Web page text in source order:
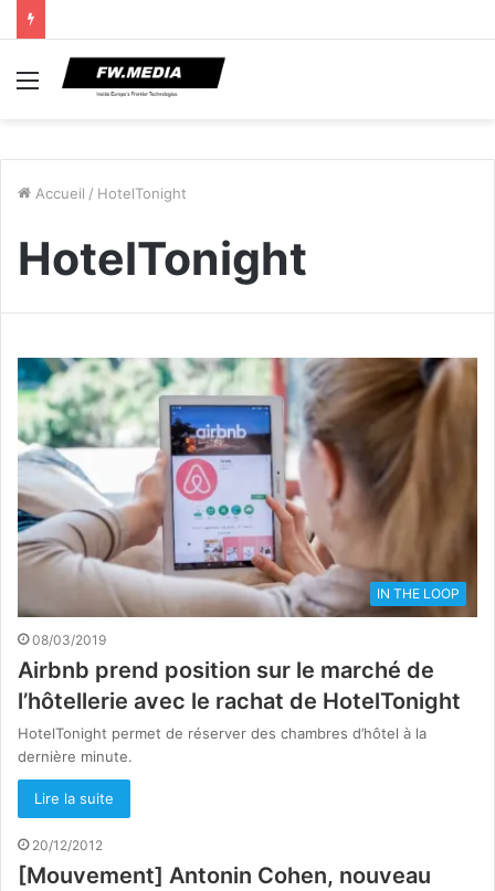
Menu
Accueil / HotelTonight
HotelTonight
IN THE LOOP
08/03/2019
Airbnb prend position sur le marché de
l’hôtellerie avec le rachat de HotelTonight
HotelTonight permet de réserver des chambres d’hôtel à la
dernière minute.
Lire la suite
20/12/2012
[Mouvement] Antonin Cohen, nouveau